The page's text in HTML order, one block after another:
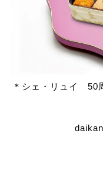
＊シェ・リュイ 50